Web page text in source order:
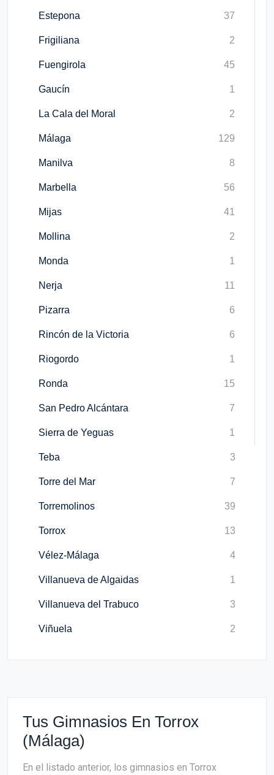
Estepona 37
Frigiliana 2
Fuengirola 45
Gaucín 1
La Cala del Moral 2
Málaga 129
Manilva 8
Marbella 56
Mijas 41
Mollina 2
Monda 1
Nerja 11
Pizarra 6
Rincón de la Victoria 6
Riogordo 1
Ronda 15
San Pedro Alcántara 7
Sierra de Yeguas 1
Teba 3
Torre del Mar 7
Torremolinos 39
Torrox 13
Vélez-Málaga 4
Villanueva de Algaidas 1
Villanueva del Trabuco 3
Viñuela 2
Tus Gimnasios En Torrox
(Málaga)
En el listado anterior, los gimnasios en Torrox